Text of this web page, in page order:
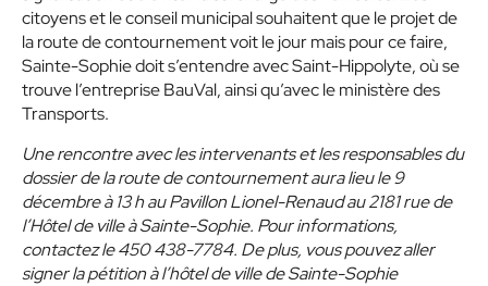
citoyens et le conseil municipal souhaitent que le projet de
la route de contournement voit le jour mais pour ce faire,
Sainte-Sophie doit s’entendre avec Saint-Hippolyte, où se
trouve l’entreprise BauVal, ainsi qu’avec le ministère des
Transports.
Une rencontre avec les intervenants et les responsables du
dossier de la route de contournement aura lieu le 9
décembre à 13 h au Pavillon Lionel-Renaud au 2181 rue de
l’Hôtel de ville à Sainte-Sophie. Pour informations,
contactez le 450 438-7784. De plus, vous pouvez aller
signer la pétition à l’hôtel de ville de Sainte-Sophie